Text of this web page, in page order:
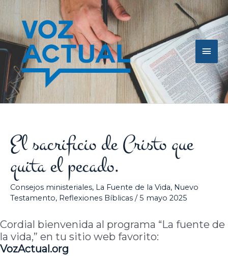
contenido
El sacrificio de Cristo que
quita el pecado.
Consejos ministeriales, La Fuente de la Vida, Nuevo
Testamento, Reflexiones Bíblicas /5 mayo 2025
Cordial bienvenida al programa “La fuente de
la vida,” en tu sitio web favorito:
VozActual.org